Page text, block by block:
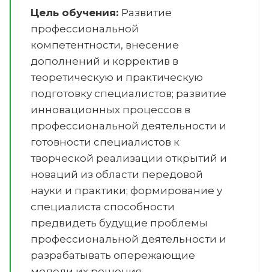
Цель обучения: Развитие
профессиональной
компетентности, внесение
дополнений и корректив в
теоретическую и практическую
подготовку специалистов; развитие
инновационных процессов в
профессиональной деятельности и
готовности специалистов к
творческой реализации открытий и
новаций из области передовой
науки и практики; формирование у
специалиста способности
предвидеть будущие проблемы
профессиональной деятельности и
разрабатывать опережающие